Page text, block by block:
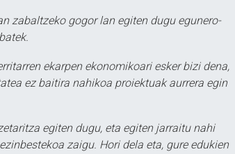
zabaltzeko gogor lan egiten dugu egunero-
ekarpen ekonomikoari esker bizi dena,
ez baitira nahikoa proiektuak aurrera egin
egiten dugu, eta egiten jarraitu nahi
zaigu. Hori dela eta, gure edukien